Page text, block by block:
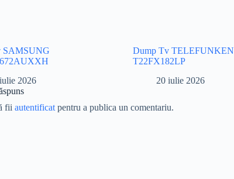
SAMSUNG
2026
Dump Tv TELEFUNKEN
T22FX182LP
20 iulie 2026
fii autentificatpentru a publica un comentariu.